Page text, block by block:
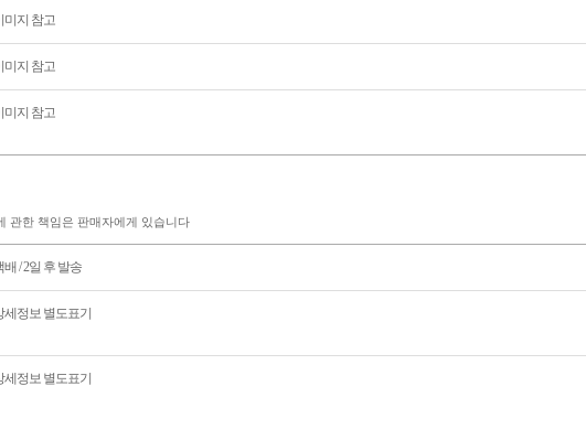
미지 참고
미지 참고
미지 참고
관한 책임은 판매자에게 있습니다
배 / 2일 후 발송
세정보 별도표기
세정보 별도표기